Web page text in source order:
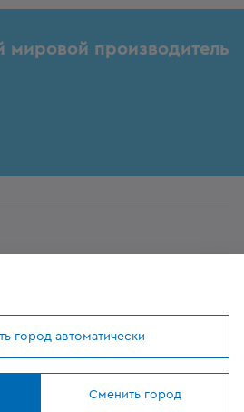
cookies
мировой производитель
город автоматически
Сменить город